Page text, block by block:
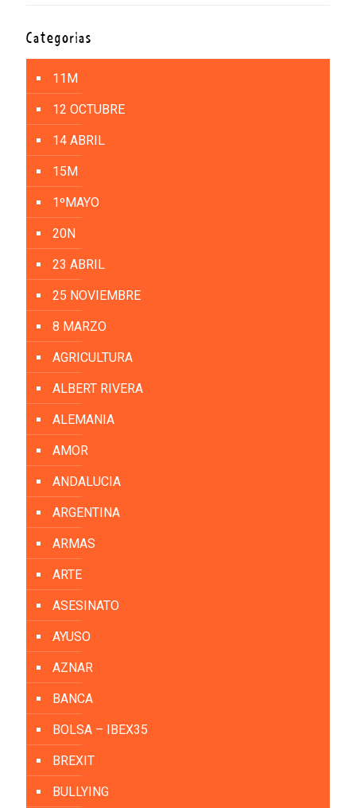
Categorías
11M
12 OCTUBRE
14 ABRIL
15M
1ºMAYO
20N
23 ABRIL
25 NOVIEMBRE
8 MARZO
AGRICULTURA
ALBERT RIVERA
ALEMANIA
AMOR
ANDALUCIA
ARGENTINA
ARMAS
ARTE
ASESINATO
AYUSO
AZNAR
BANCA
BOLSA – IBEX35
BREXIT
BULLYING